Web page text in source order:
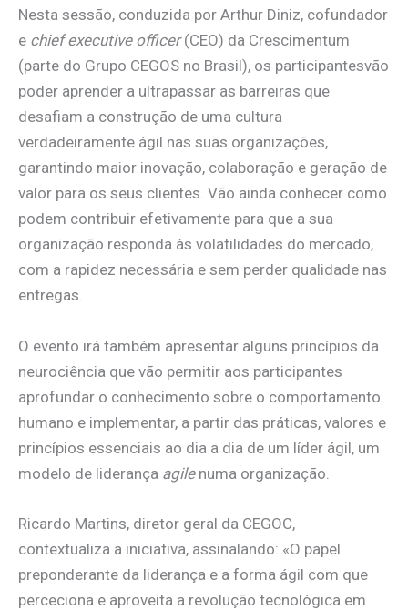
Nesta sessão, conduzida por Arthur Diniz, cofundador
e chief executive officer(CEO) da Crescimentum
(parte do Grupo CEGOS no Brasil), os participantesvão
poder aprender a ultrapassar as barreiras que
desafiam a construção de uma cultura
verdadeiramente ágil nas suas organizações,
garantindo maior inovação, colaboração e geração de
valor para os seus clientes. Vão ainda conhecer como
podem contribuir efetivamente para que a sua
organização responda às volatilidades do mercado,
com a rapidez necessária e sem perder qualidade nas
entregas.
O evento irá também apresentar alguns princípios da
neurociência que vão permitir aos participantes
aprofundar o conhecimento sobre o comportamento
humano e implementar, a partir das práticas, valores e
princípios essenciais ao dia a dia de um líder ágil, um
modelo de liderança agilenuma organização.
Ricardo Martins, diretor geral da CEGOC,
contextualiza a iniciativa, assinalando: «O papel
preponderante da liderança e a forma ágil com que
perceciona e aproveita a revolução tecnológica em